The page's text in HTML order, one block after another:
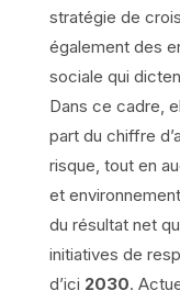
stratégie de
également des
sociale qui
Dans ce cadre,
part du chiffre
risque, tout en
et
du résultat net
initiatives de
d’ici 2030.